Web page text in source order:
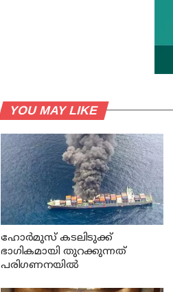
YOU MAY LIKE
ഹോര്‍മുസ് കടലിടുക്ക്
ഭാഗികമായി തുറക്കുന്നത്
പരിഗണനയില്‍